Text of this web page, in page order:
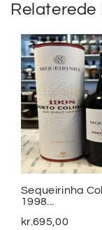
Sequeirinha
1998...
kr.695,00